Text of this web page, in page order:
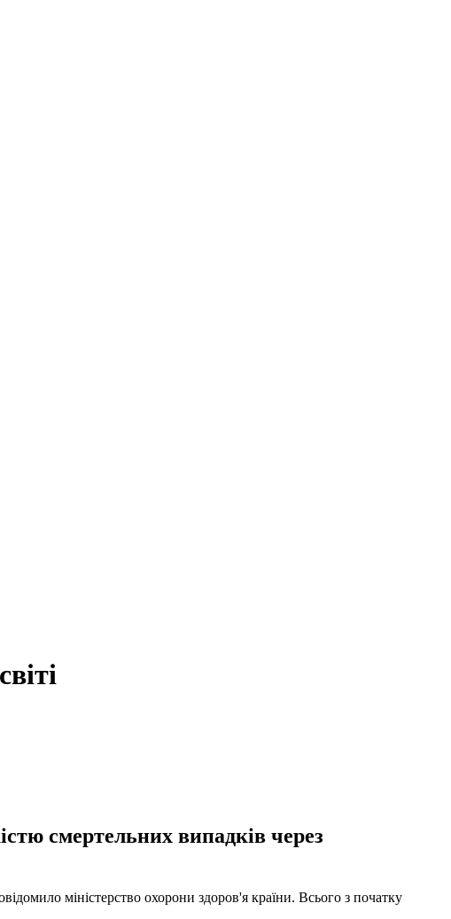
смертельних випадків через
міністерство охорони здоров'я країни. Всього з початку